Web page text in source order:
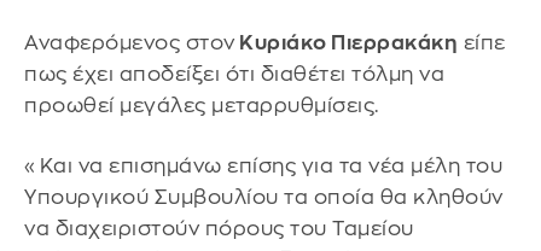
Αναφερόμενος στον Κυριάκο Πιερρακάκη είπε
πως έχει αποδείξει ότι διαθέτει τόλμη να
προωθεί μεγάλες μεταρρυθμίσεις.
«Και να επισημάνω επίσης για τα νέα μέλη του
Υπουργικού Συμβουλίου τα οποία θα κληθούν
να διαχειριστούν πόρους του Ταμείου